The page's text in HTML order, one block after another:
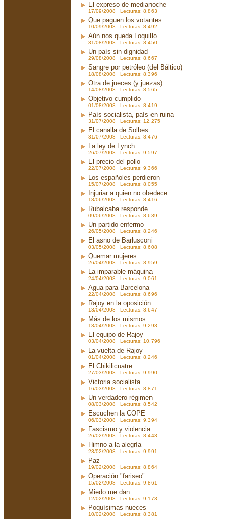
El expreso de medianoche
17/09/2008 Lecturas: 8.863
Que paguen los votantes
10/09/2008 Lecturas: 8.492
Aún nos queda Loquillo
31/08/2008 Lecturas: 8.450
Un país sin dignidad
29/08/2008 Lecturas: 8.667
Sangre por petróleo (del Báltico)
18/08/2008 Lecturas: 8.396
Otra de jueces (y juezas)
14/08/2008 Lecturas: 8.565
Objetivo cumplido
01/08/2008 Lecturas: 8.419
País socialista, país en ruina
31/07/2008 Lecturas: 12.275
El canalla de Solbes
31/07/2008 Lecturas: 8.476
La ley de Lynch
26/07/2008 Lecturas: 9.597
El precio del pollo
22/07/2008 Lecturas: 9.366
Los españoles perdieron
15/07/2008 Lecturas: 8.055
Injuriar a quien no obedece
18/06/2008 Lecturas: 8.416
Rubalcaba responde
09/06/2008 Lecturas: 8.639
Un partido enfermo
26/05/2008 Lecturas: 8.246
El asno de Barlusconi
03/05/2008 Lecturas: 8.608
Quemar mujeres
26/04/2008 Lecturas: 8.959
La imparable máquina
24/04/2008 Lecturas: 9.061
Agua para Barcelona
22/04/2008 Lecturas: 8.696
Rajoy en la oposición
13/04/2008 Lecturas: 8.647
Más de los mismos
13/04/2008 Lecturas: 9.293
El equipo de Rajoy
03/04/2008 Lecturas: 10.796
La vuelta de Rajoy
01/04/2008 Lecturas: 8.246
El Chikilicuatre
27/03/2008 Lecturas: 9.990
Victoria socialista
16/03/2008 Lecturas: 8.871
Un verdadero régimen
08/03/2008 Lecturas: 8.542
Escuchen la COPE
06/03/2008 Lecturas: 9.394
Fascismo y violencia
26/02/2008 Lecturas: 8.443
Himno a la alegría
23/02/2008 Lecturas: 9.991
Paz
19/02/2008 Lecturas: 8.864
Operación "fariseo"
15/02/2008 Lecturas: 9.861
Miedo me dan
12/02/2008 Lecturas: 9.173
Poquísimas nueces
10/02/2008 Lecturas: 8.381